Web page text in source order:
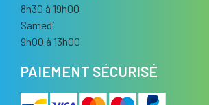
8h30 à 19h00
Samedi
9h00 à 13h00
PAIEMENT SÉCURISÉ